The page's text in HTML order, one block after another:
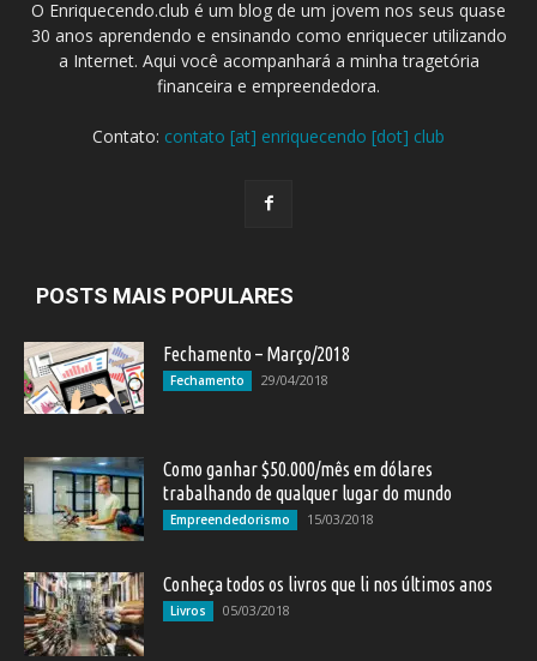
O Enriquecendo.club é um blog de um jovem nos seus quase
30 anos aprendendo e ensinando como enriquecer utilizando
a Internet. Aqui você acompanhará a minha tragetória
financeira e empreendedora.
Contato: contato [at] enriquecendo [dot] club
POSTS MAIS POPULARES
Fechamento – Março/2018
Fechamento 29/04/2018
Como ganhar $50.000/mês em dólares
trabalhando de qualquer lugar do mundo
Empreendedorismo 15/03/2018
Conheça todos os livros que li nos últimos anos
Livros 05/03/2018